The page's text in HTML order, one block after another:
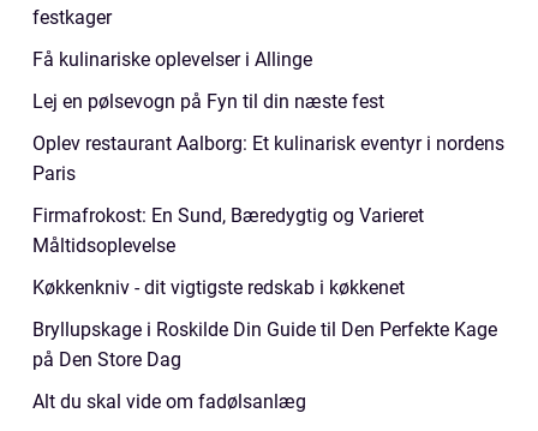
festkager
Få kulinariske oplevelser i Allinge
Lej en pølsevogn på Fyn til din næste fest
Oplev restaurant Aalborg: Et kulinarisk eventyr i nordens
Paris
Firmafrokost: En Sund, Bæredygtig og Varieret
Måltidsoplevelse
Køkkenkniv - dit vigtigste redskab i køkkenet
Bryllupskage i Roskilde Din Guide til Den Perfekte Kage
på Den Store Dag
Alt du skal vide om fadølsanlæg